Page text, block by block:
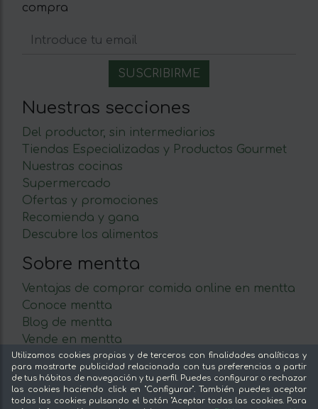
compra
Nuestras secciones
Del productor, sin intermediarios
Tiendas Especializadas y Productos Gourmet
Nuestras cocinas
Supermercado
Ofertas y promociones
Recomienda y gana
Descubre los alimentos
Sobre mentta
Ventajas de comprar comida online en mentta
Conoce mentta
Blog de mentta
Vende en mentta
Fidelización
Preguntas frecuentes
Legal
Utilizamos cookies propias y de terceros con finalidades analíticas y
para mostrarte publicidad relacionada con tus preferencias a partir
de tus hábitos de navegación y tu perfil. Puedes configurar o rechazar
las cookies haciendo click en "Configurar". También puedes aceptar
todas las cookies pulsando el botón "Aceptar todas las cookies. Para